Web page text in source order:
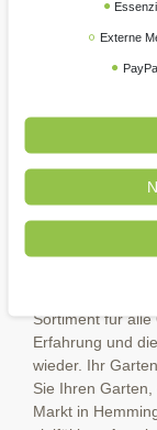
stationären
uns erhalten
Zufriedenheit
und handeln
Gartengeräte,
gefächertes
Sie in unserer
den neuesten
Schützlinge.
Unter dem
Sortiment für
Erfahrung und
wieder. Ihr
Sie Ihren
Markt in
Externe